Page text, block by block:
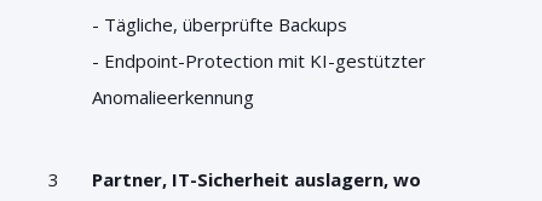
- Tägliche, überprüfte Backups
- Endpoint-Protection mit KI-gestützter
Anomalieerkennung
Partner, IT-Sicherheit auslagern, wo